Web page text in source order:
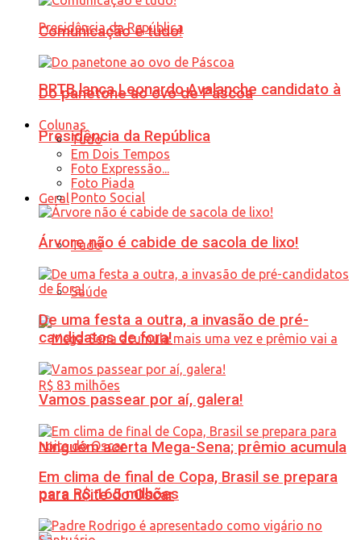
PRTB lança Leonardo Avalanche candidato à
Presidência da República
Geral
Tudo
Saúde
Ninguém acerta Mega-Sena; prêmio acumula
para R$ 165 milhões
Comunicação é tudo!
Do panetone ao ovo de Páscoa
Colunas
Tudo
Em Dois Tempos
Foto Expressão...
Foto Piada
Ponto Social
Árvore não é cabide de sacola de lixo!
De uma festa a outra, a invasão de pré-
candidatos de fora!
Vamos passear por aí, galera!
Em clima de final de Copa, Brasil se prepara
para noite do Oscar